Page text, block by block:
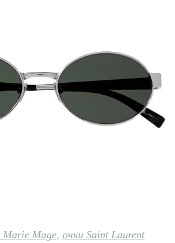
Marie Mage, очки Saint Laurent